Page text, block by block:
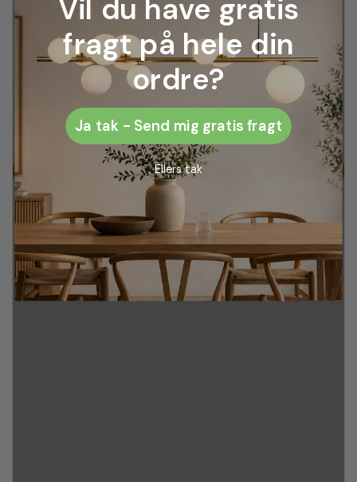
Vil du have gratis
fragt på hele din
ordre?
Ja tak - Send mig gratis fragt
Ellers tak